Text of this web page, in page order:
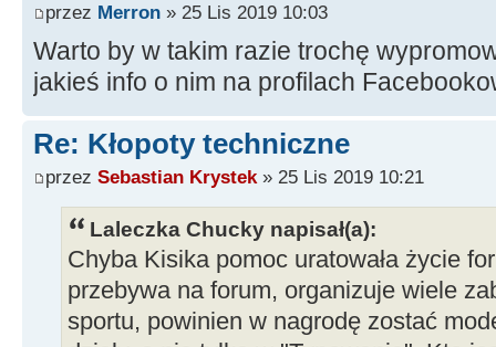
przez Merron » 25 Lis 2019 10:03
Warto by w takim razie trochę
jakieś info o nim na profilach
Re: Kłopoty techniczne
przez Sebastian Krystek » 25 Lis 2019 10:21
Laleczka Chucky napisał(a):
Chyba Kisika pomoc uratowała życie
przebywa na forum, organizuje wiele
sportu, powinien w nagrodę zostać